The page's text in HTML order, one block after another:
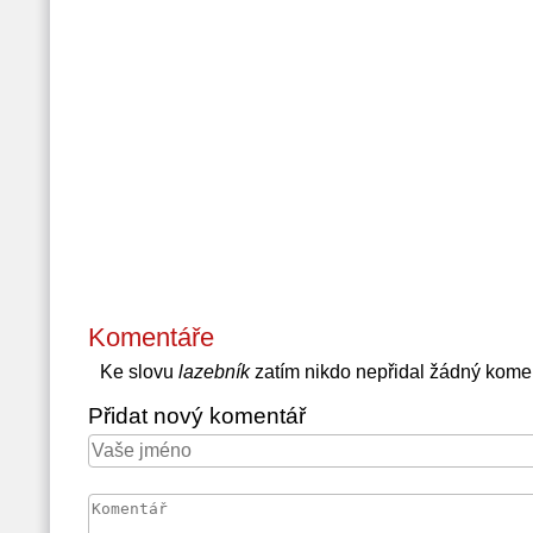
Komentáře
Ke slovu lazebníkzatím nikdo nepřidal žádný
Přidat nový komentář